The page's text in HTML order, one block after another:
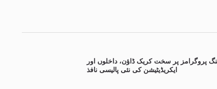
پروگرامز پر سخت کریک ڈاؤن، داخلوں اور
ایکریڈیٹیشن کی نئی پالیسی نافذ